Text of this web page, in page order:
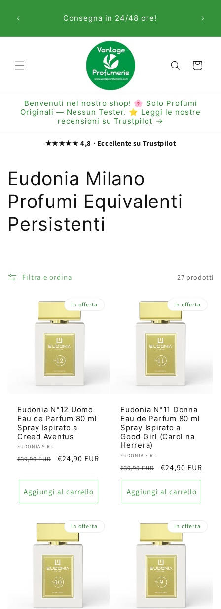
ai contenuti
Consegna in 24/48 ore!
Carrello
Benvenuti nel nostro shop! 🌸 Solo Profumi
Originali — Nessun Tester. ⭐ Leggi le nostre
recensioni su Trustpilot
★★★★★ 4,8 · Eccellente su Trustpilot
C
o
l
e
Eudonia Milano
Profumi Equivalenti
Persistenti
Filtra e ordina 27 prodotti
In offerta
Eudonia N°12 Uomo
Eau de Parfum 80 ml
Spray Ispirato a
Creed Aventus
Produttore:
EUDONIA S.R.L
Prezzo
listino
€39,90 EUR
Prezzo
€24,90 EUR
Aggiungi al carrello
In offerta
Eudonia N°11 Donna
Eau de Parfum 80 ml
Spray Ispirato a
Good Girl (Carolina
Herrera)
Produttore:
EUDONIA S.R.L
Prezzo
di
listino
€39,90 EUR
Prezzo
scontato
€24,90 EUR
Aggiungi al carrello
In offerta In offerta